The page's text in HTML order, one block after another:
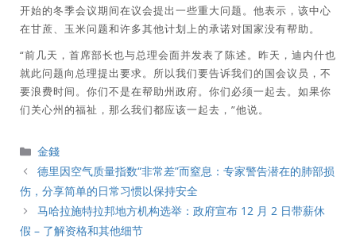
开始的冬季会议期间在议会提出一些重大问题。他表示，该中心
在甘蔗、玉米问题和许多其他计划上的承诺对国家没有帮助。
“前几天，首席部长也与总理会面并发表了陈述。昨天，迪内什也
就此问题向总理提出要求。所以我们要告诉我们的国会议员，不
要浪费时间。你们不是在帮助州政府。你们必须一起去。如果你
们关心州的福祉，那么我们都应该一起去，”他说。
分
類
金錢
德里因空气质量指数“非常差”而窒息：专家警告潜在的肺部损
伤，分享简单的日常习惯以保持安全
马哈拉施特拉邦地方机构选举：政府宣布 12 月 2 日带薪休
假 – 了解资格和其他细节